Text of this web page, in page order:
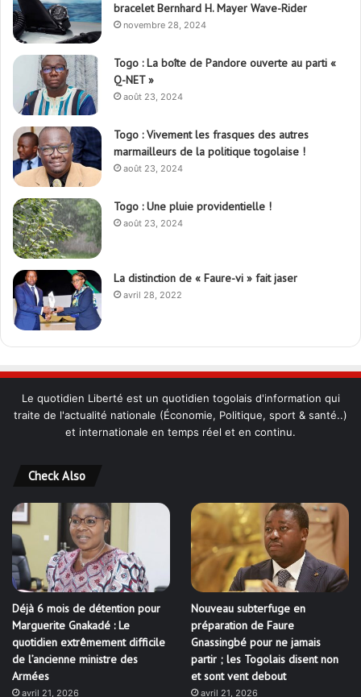
bracelet Bernhard H. Mayer Wave-Rider
novembre 28, 2024
Togo : La boîte de Pandore ouverte au parti «
Q-NET »
août 23, 2024
Togo : Vivement les frasques des autres
marmailleurs de la politique togolaise !
août 23, 2024
Togo : Une pluie providentielle !
août 23, 2024
La distinction de « Faure-vi » fait jaser
avril 28, 2022
Le quotidien Liberté est un quotidien togolais d'information qui
traite de l'actualité nationale (Économie, Politique, sport & santé..)
et internationale en temps réel et en continu.
Check Also
Déjà 6 mois de détention pour
Marguerite Gnakadé : Le
quotidien extrêmement difficile
de l’ancienne ministre des
Armées
avril 21, 2026
Nouveau subterfuge en
préparation de Faure
Gnassingbé pour ne jamais
partir ; les Togolais disent non
et sont vent debout
avril 21, 2026